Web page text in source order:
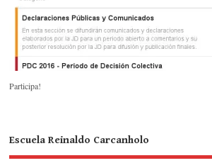
Participa!
Escuela Reinaldo Carcanholo